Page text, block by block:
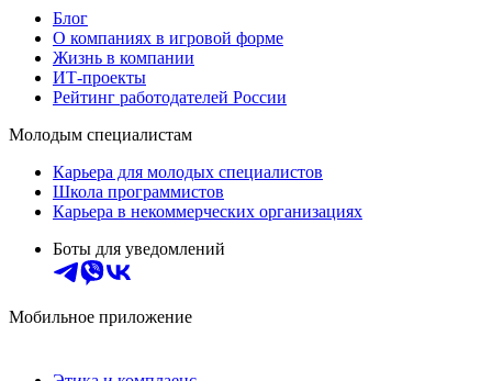
Блог
О компаниях в игровой форме
Жизнь в компании
ИТ-проекты
Рейтинг работодателей России
Молодым специалистам
Карьера для молодых специалистов
Школа программистов
Карьера в некоммерческих организациях
Боты для уведомлений
Мобильное приложение